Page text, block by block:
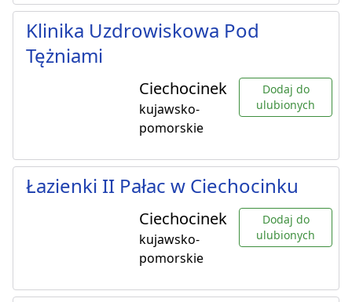
Klinika Uzdrowiskowa Pod
Tężniami
Ciechocinek
kujawsko-
pomorskie
Dodaj do
ulubionych
Łazienki II Pałac w Ciechocinku
Ciechocinek
kujawsko-
pomorskie
Dodaj do
ulubionych